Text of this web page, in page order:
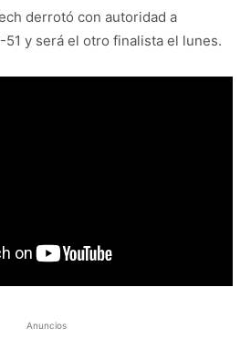
derrotó con autoridad a
51 y será el otro finalista el lunes.
Anuncios